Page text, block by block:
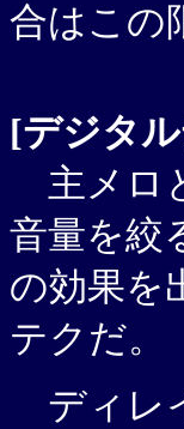
合はこの
[デジタ
主メロ
音量を絞
の効果を
テクだ。
ディレ